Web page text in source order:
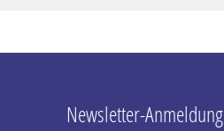
Newsletter-Anmeldung